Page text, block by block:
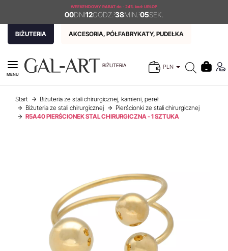
WEEKENDOWY RABAT do - 24% kod: URLOP
00DNI12GODZ. :38MIN. :05SEK.
BIŻUTERIA AKCESORIA, PÓŁFABRYKATY, PUDEŁKA
BIŻUTERIA PLN
MENU
Start
Biżuteria ze stali chirurgicznej, kamieni, pereł
Biżuteria ze stali chirurgicznej
Pierścionki ze stali chirurgicznej
R5A40 PIERŚCIONEK STAL CHIRURGICZNA - 1 SZTUKA